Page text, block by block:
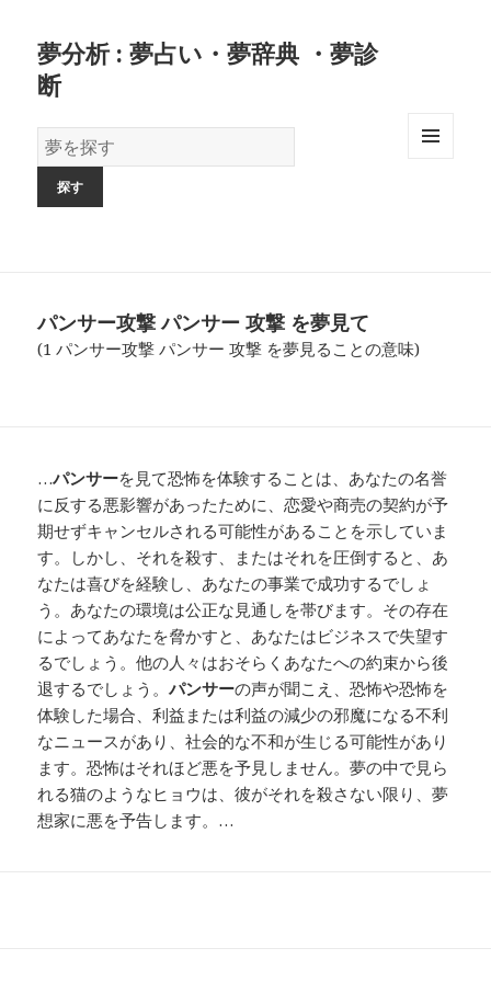
夢分析 : 夢占い・夢辞典 ・夢診
断
夢
の
パンサー攻撃 パンサー 攻撃 を夢見て
(1 パンサー攻撃 パンサー 攻撃 を夢見ることの意味)
…パンサーを見て恐怖を体験することは、あなたの名誉
に反する悪影響があったために、恋愛や商売の契約が予
期せずキャンセルされる可能性があることを示していま
す。しかし、それを殺す、またはそれを圧倒すると、あ
なたは喜びを経験し、あなたの事業で成功するでしょ
う。あなたの環境は公正な見通しを帯びます。その存在
によってあなたを脅かすと、あなたはビジネスで失望す
るでしょう。他の人々はおそらくあなたへの約束から後
退するでしょう。パンサーの声が聞こえ、恐怖や恐怖を
体験した場合、利益または利益の減少の邪魔になる不利
なニュースがあり、社会的な不和が生じる可能性があり
ます。恐怖はそれほど悪を予見しません。夢の中で見ら
れる猫のようなヒョウは、彼がそれを殺さない限り、夢
想家に悪を予告します。…